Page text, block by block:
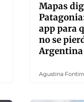
Mapas
app para
no se
Argentina
Agustina